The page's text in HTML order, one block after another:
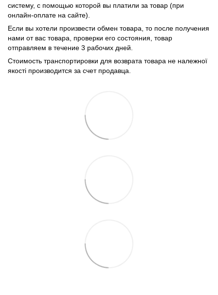
систему, с помощью которой вы платили за товар (при
онлайн-оплате на сайте).
Если вы хотели произвести обмен товара, то после получения
нами от вас товара, проверки его состояния, товар
отправляем в течение 3 рабочих дней.
Стоимость транспортировки для возврата товара не належної
якості производится за счет продавца.